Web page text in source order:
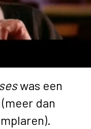
was een
dan